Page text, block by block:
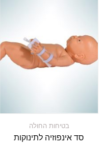
בטיחות החולה
סד אינפוזיה לתינוקות